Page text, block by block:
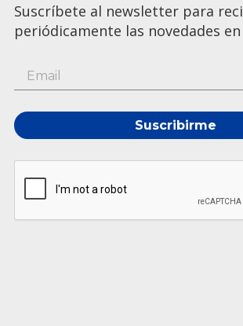
Suscríbete al newsletter para
periódicamente las novedades
Suscribirme